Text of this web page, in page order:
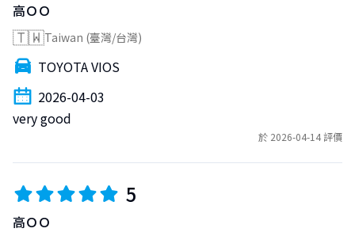
高ＯＯ
🇹🇼Taiwan (臺灣/台灣)
TOYOTA VIOS
2026-04-03
very good
於 2026-04-14 評價
5
高ＯＯ